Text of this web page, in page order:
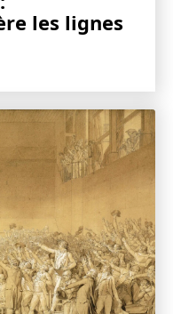
les lignes